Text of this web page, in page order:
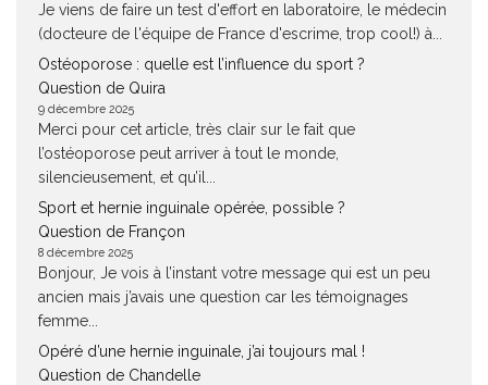
Je viens de faire un test d'effort en laboratoire, le médecin
(docteure de l'équipe de France d'escrime, trop cool!) à...
Ostéoporose : quelle est l’influence du sport ?
Question de Quira
9 décembre 2025
Merci pour cet article, très clair sur le fait que
l’ostéoporose peut arriver à tout le monde,
silencieusement, et qu’il...
Sport et hernie inguinale opérée, possible ?
Question de Françon
8 décembre 2025
Bonjour, Je vois à l’instant votre message qui est un peu
ancien mais j’avais une question car les témoignages
femme...
Opéré d’une hernie inguinale, j’ai toujours mal !
Question de Chandelle